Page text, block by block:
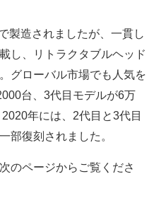
製造されましたが、一貫し
し、リトラクタブルヘッド
グローバル市場でも人気を
台、3代目モデルが6万
年には、2代目と3代目
部復刻されました。
のページからご覧くださ